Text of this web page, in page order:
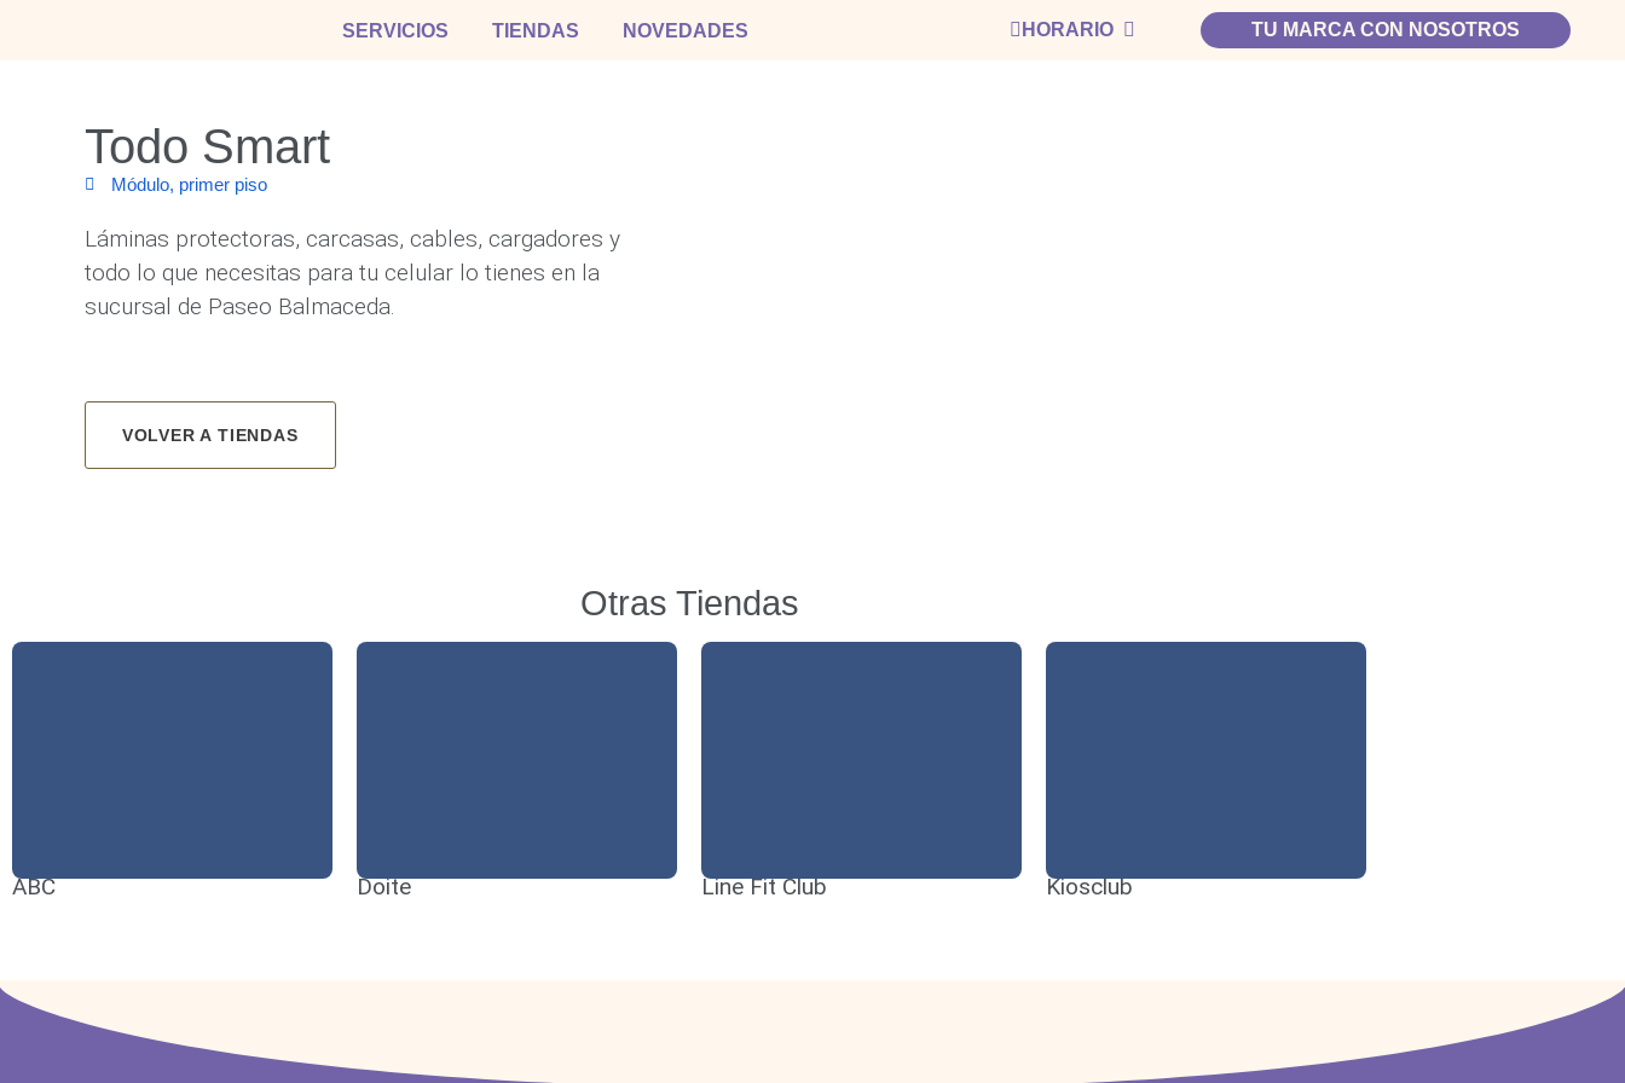
SERVICIOS TIENDAS NOVEDADES HORARIO TU MARCA CON NOSOTROS
Todo Smart
Módulo, primer piso
Láminas protectoras, carcasas, cables, cargadores y
todo lo que necesitas para tu celular lo tienes en la
sucursal de Paseo Balmaceda.
VOLVER A TIENDAS
Otras Tiendas
ABC Doite Line Fit Club Kiosclub